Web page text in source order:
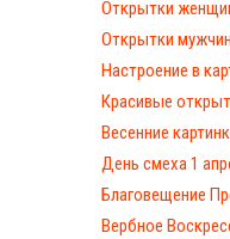
Открытки
Открытки
Настроение в
Красивые
Весенние
День смеха 1
Благовещение
Вербное